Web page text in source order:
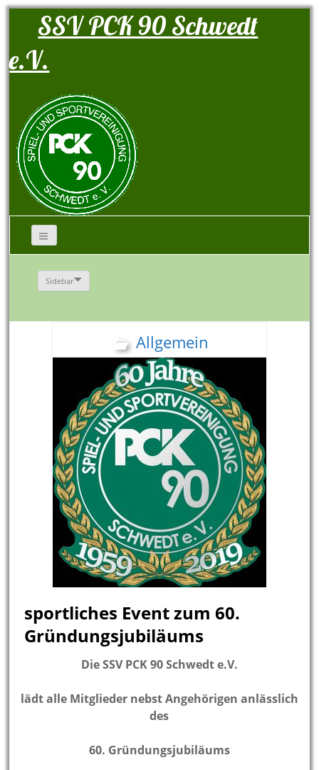
SSV PCK 90 Schwedt
e.V.
Sidebar
Allgemein
sportliches Event zum 60.
Gründungsjubiläums
Die SSV PCK 90 Schwedt e.V.
lädt alle Mitglieder nebst Angehörigen anlässlich
des
60. Gründungsjubiläums